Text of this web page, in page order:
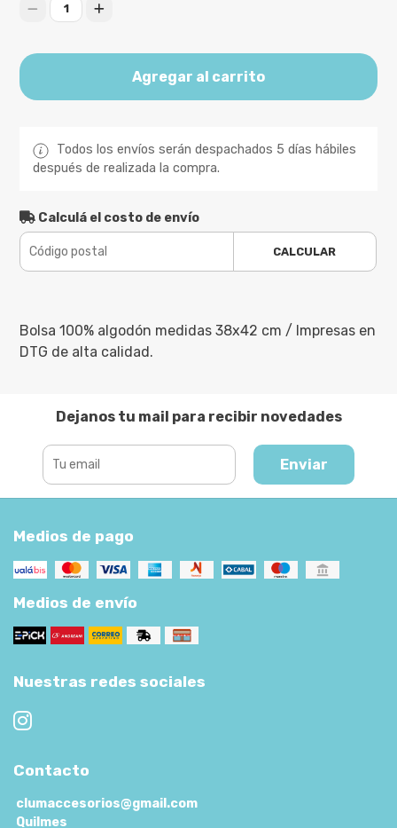
1
Agregar al carrito
Todos los envíos serán despachados 5 días hábiles
después de realizada la compra.
Calculá el costo de envío
CALCULAR
Bolsa 100% algodón medidas 38x42 cm / Impresas en
DTG de alta calidad.
Dejanos tu mail para recibir novedades
Enviar
Medios de pago
Medios de envío
Nuestras redes sociales
Contacto
clumaccesorios@gmail.com
Quilmes